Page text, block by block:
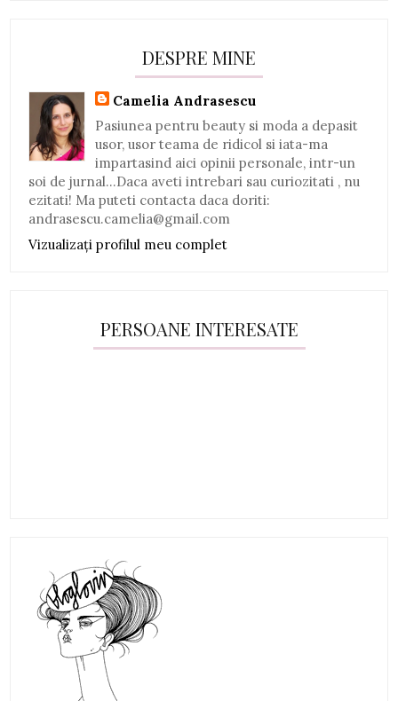
DESPRE MINE
Camelia Andrasescu
Pasiunea pentru beauty si moda a depasit
usor, usor teama de ridicol si iata-ma
impartasind aici opinii personale, intr-un
soi de jurnal...Daca aveti intrebari sau curiozitati , nu
ezitati! Ma puteti contacta daca doriti:
andrasescu.camelia@gmail.com
Vizualizați profilul meu complet
PERSOANE INTERESATE